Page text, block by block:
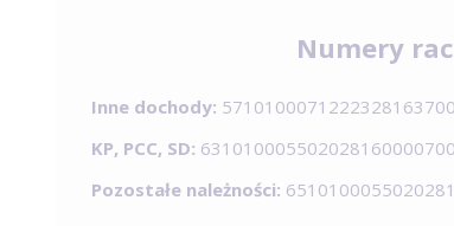
Numery
Inne dochody:
KP, PCC, SD:
Pozostałe należności: